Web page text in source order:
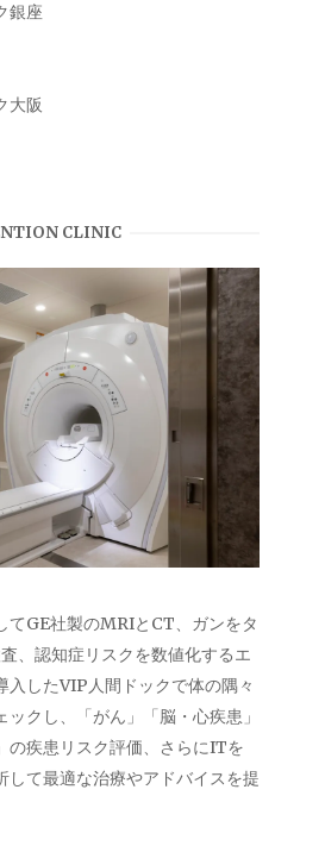
銀座
大阪
CLINIC
てGE社製のMRIとCT、ガンをタ
、認知症リスクを数値化するエ
入したVIP人間ドックで体の隅々
クし、「がん」「脳・心疾患」
の疾患リスク評価、さらにITを
して最適な治療やアドバイスを提